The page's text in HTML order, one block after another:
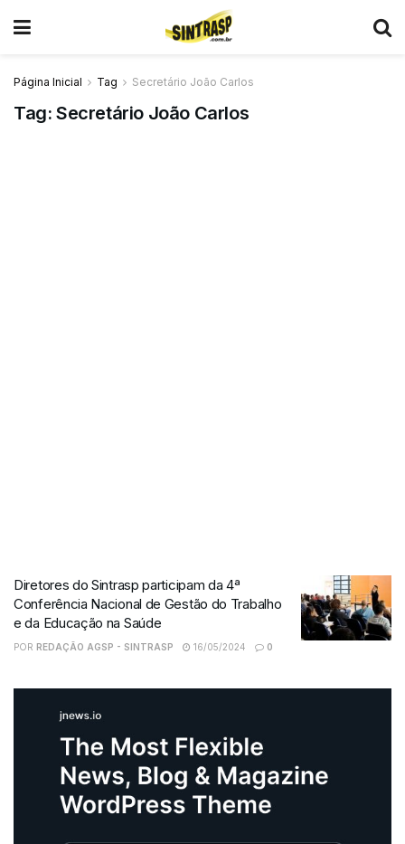
Página Inicial Tag Secretário João Carlos
Tag: Secretário João Carlos
Diretores do Sintrasp participam da 4ª
Conferência Nacional de Gestão do Trabalho
e da Educação na Saúde
POR REDAÇÃO AGSP - SINTRASP 16/05/2024 0